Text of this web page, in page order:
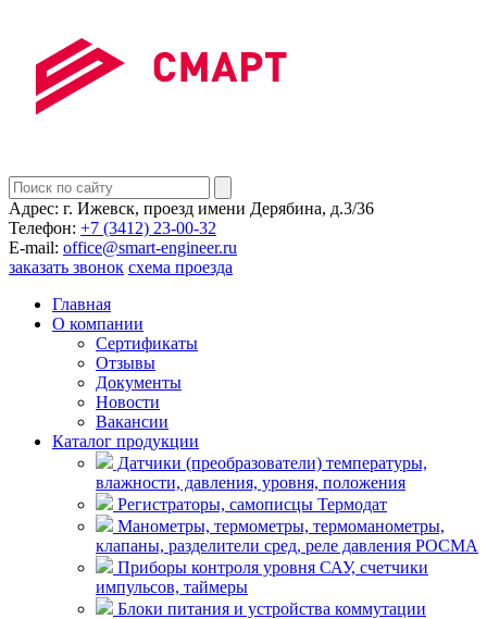
Адрес: г. Ижевск, проезд имени Дерябина, д.3/36
Телефон: +7 (3412) 23-00-32
E-mail: office@smart-engineer.ru
заказать звонок схема проезда
Главная
О компании
Сертификаты
Отзывы
Документы
Новости
Вакансии
Каталог продукции
Датчики (преобразователи) температуры,
влажности, давления, уровня, положения
Регистраторы, самописцы Термодат
Манометры, термометры, термоманометры,
клапаны, разделители сред, реле давления РОСМА
Приборы контроля уровня САУ, счетчики
импульсов, таймеры
Блоки питания и устройства коммутации